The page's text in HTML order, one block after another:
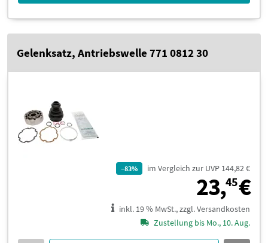
Gelenksatz, Antriebswelle 771 0812 30
–83% im Vergleich zur UVP 144,82 €
23,45€
inkl. 19 % MwSt., zzgl. Versandkosten
Zustellung bis Mo., 10. Aug.